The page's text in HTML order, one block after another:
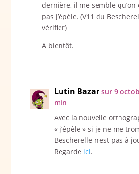
dernière, il me semble qu’on
pas j’épèle. (V11 du
vérifier)
A bientôt.
Lutin Bazar sur 9
min
Avec la nouvelle
« j’épèle » si je ne me
Bescherelle n’est pas à
Regarde ici.